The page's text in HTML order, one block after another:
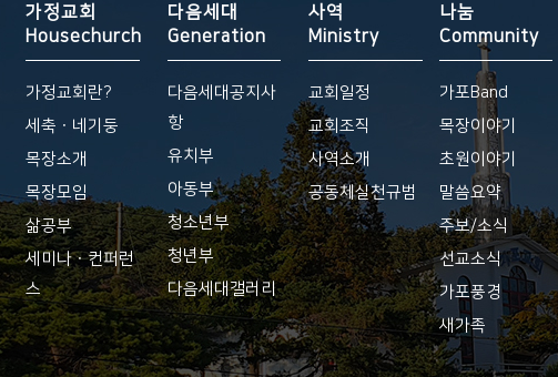
가정교회
Housechurch
가정교회란?
세축ㆍ네기둥
목장소개
목장모임
삶공부
세미나ㆍ컨퍼런
스
다음세대
Generation
다음세대공지사
항
유치부
아동부
청소년부
청년부
다음세대갤러리
사역
Ministry
교회일정
교회조직
사역소개
공동체실천규범
나눔
Community
가포Band
목장이야기
초원이야기
말씀요약
주보/소식
선교소식
가포풍경
새가족